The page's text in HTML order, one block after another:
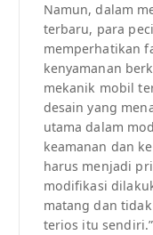
Namun, dalam
terbaru, para
memperhatikan
kenyamanan
mekanik mobil
desain yang
utama dalam
keamanan dan
harus menjadi
modifikasi
matang dan
terios itu sendiri.”